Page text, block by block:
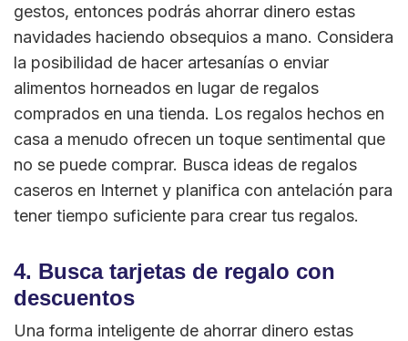
gestos, entonces podrás ahorrar dinero estas
navidades haciendo obsequios a mano. Considera
la posibilidad de hacer artesanías o enviar
alimentos horneados en lugar de regalos
comprados en una tienda. Los regalos hechos en
casa a menudo ofrecen un toque sentimental que
no se puede comprar. Busca ideas de regalos
caseros en Internet y planifica con antelación para
tener tiempo suficiente para crear tus regalos.
4. Busca tarjetas de regalo con
descuentos
Una forma inteligente de ahorrar dinero estas